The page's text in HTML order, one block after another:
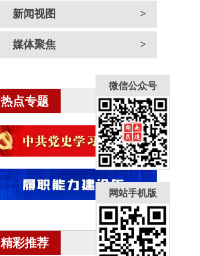
新闻视图
媒体聚焦
热点专题
精彩推荐
微信公众号
网站手机版